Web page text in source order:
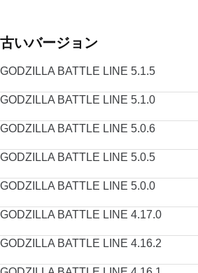
古いバージョン
GODZILLA BATTLE LINE 5.1.5
GODZILLA BATTLE LINE 5.1.0
GODZILLA BATTLE LINE 5.0.6
GODZILLA BATTLE LINE 5.0.5
GODZILLA BATTLE LINE 5.0.0
GODZILLA BATTLE LINE 4.17.0
GODZILLA BATTLE LINE 4.16.2